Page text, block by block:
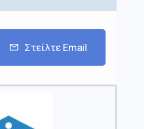
Στείλτε Email